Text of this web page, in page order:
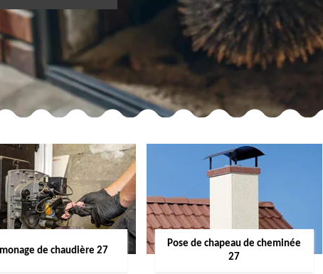
de chaudière 27
Pose de chapeau de cheminée
27